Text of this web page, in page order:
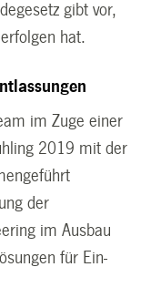
gibt vor,
hat.
im Zuge einer
2019 mit der
der
im Ausbau
für Ein-